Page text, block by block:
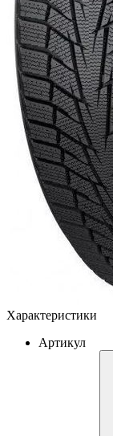
Характеристики
Артикул